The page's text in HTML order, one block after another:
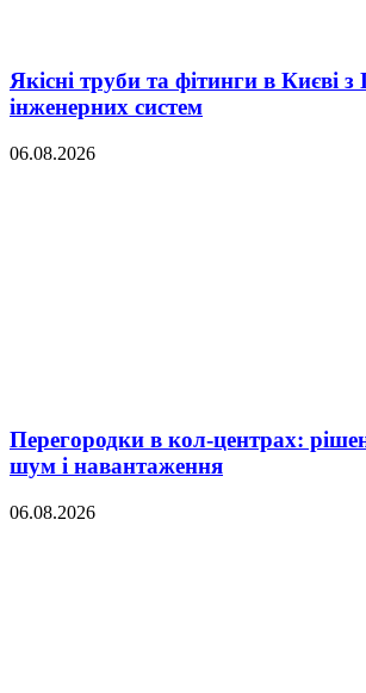
Якісні труби та фітинги в Києві
інженерних систем
06.08.2026
Перегородки в кол-центрах:
шум і навантаження
06.08.2026